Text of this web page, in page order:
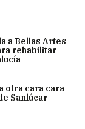
a Bellas Artes
rehabilitar
otra cara cara
Sanlúcar